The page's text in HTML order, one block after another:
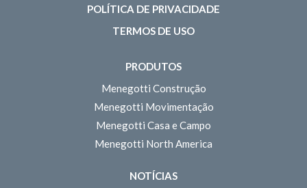
POLÍTICA DE PRIVACIDADE
TERMOS DE USO
PRODUTOS
Menegotti Construção
Menegotti Movimentação
Menegotti Casa e Campo
Menegotti North America
NOTÍCIAS